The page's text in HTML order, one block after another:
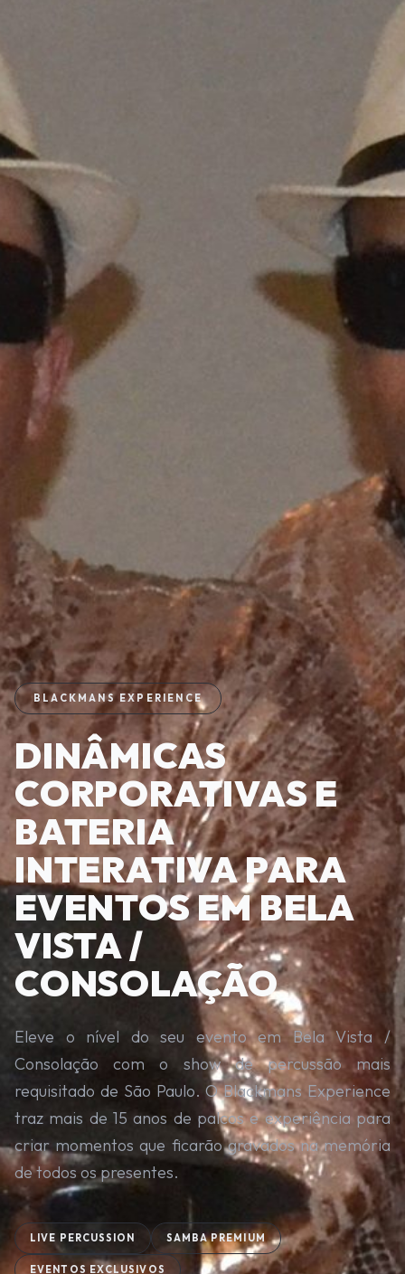
BLACKMANS EXPERIENCE
DINÂMICAS
CORPORATIVAS E
BATERIA
INTERATIVA PARA
EVENTOS EM BELA
VISTA /
CONSOLAÇÃO
Eleve o nível do seu evento em Bela Vista /
Consolação com o show de percussão mais
requisitado de São Paulo. O Blackmans Experience
traz mais de 15 anos de palcos e experiência para
criar momentos que ficarão gravados na memória
de todos os presentes.
LIVE PERCUSSION SAMBA PREMIUM
EVENTOS EXCLUSIVOS